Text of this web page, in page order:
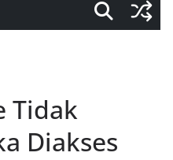
Tidak
Diakses